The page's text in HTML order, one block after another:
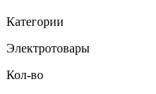
Категории
Электротовары
Кол-во